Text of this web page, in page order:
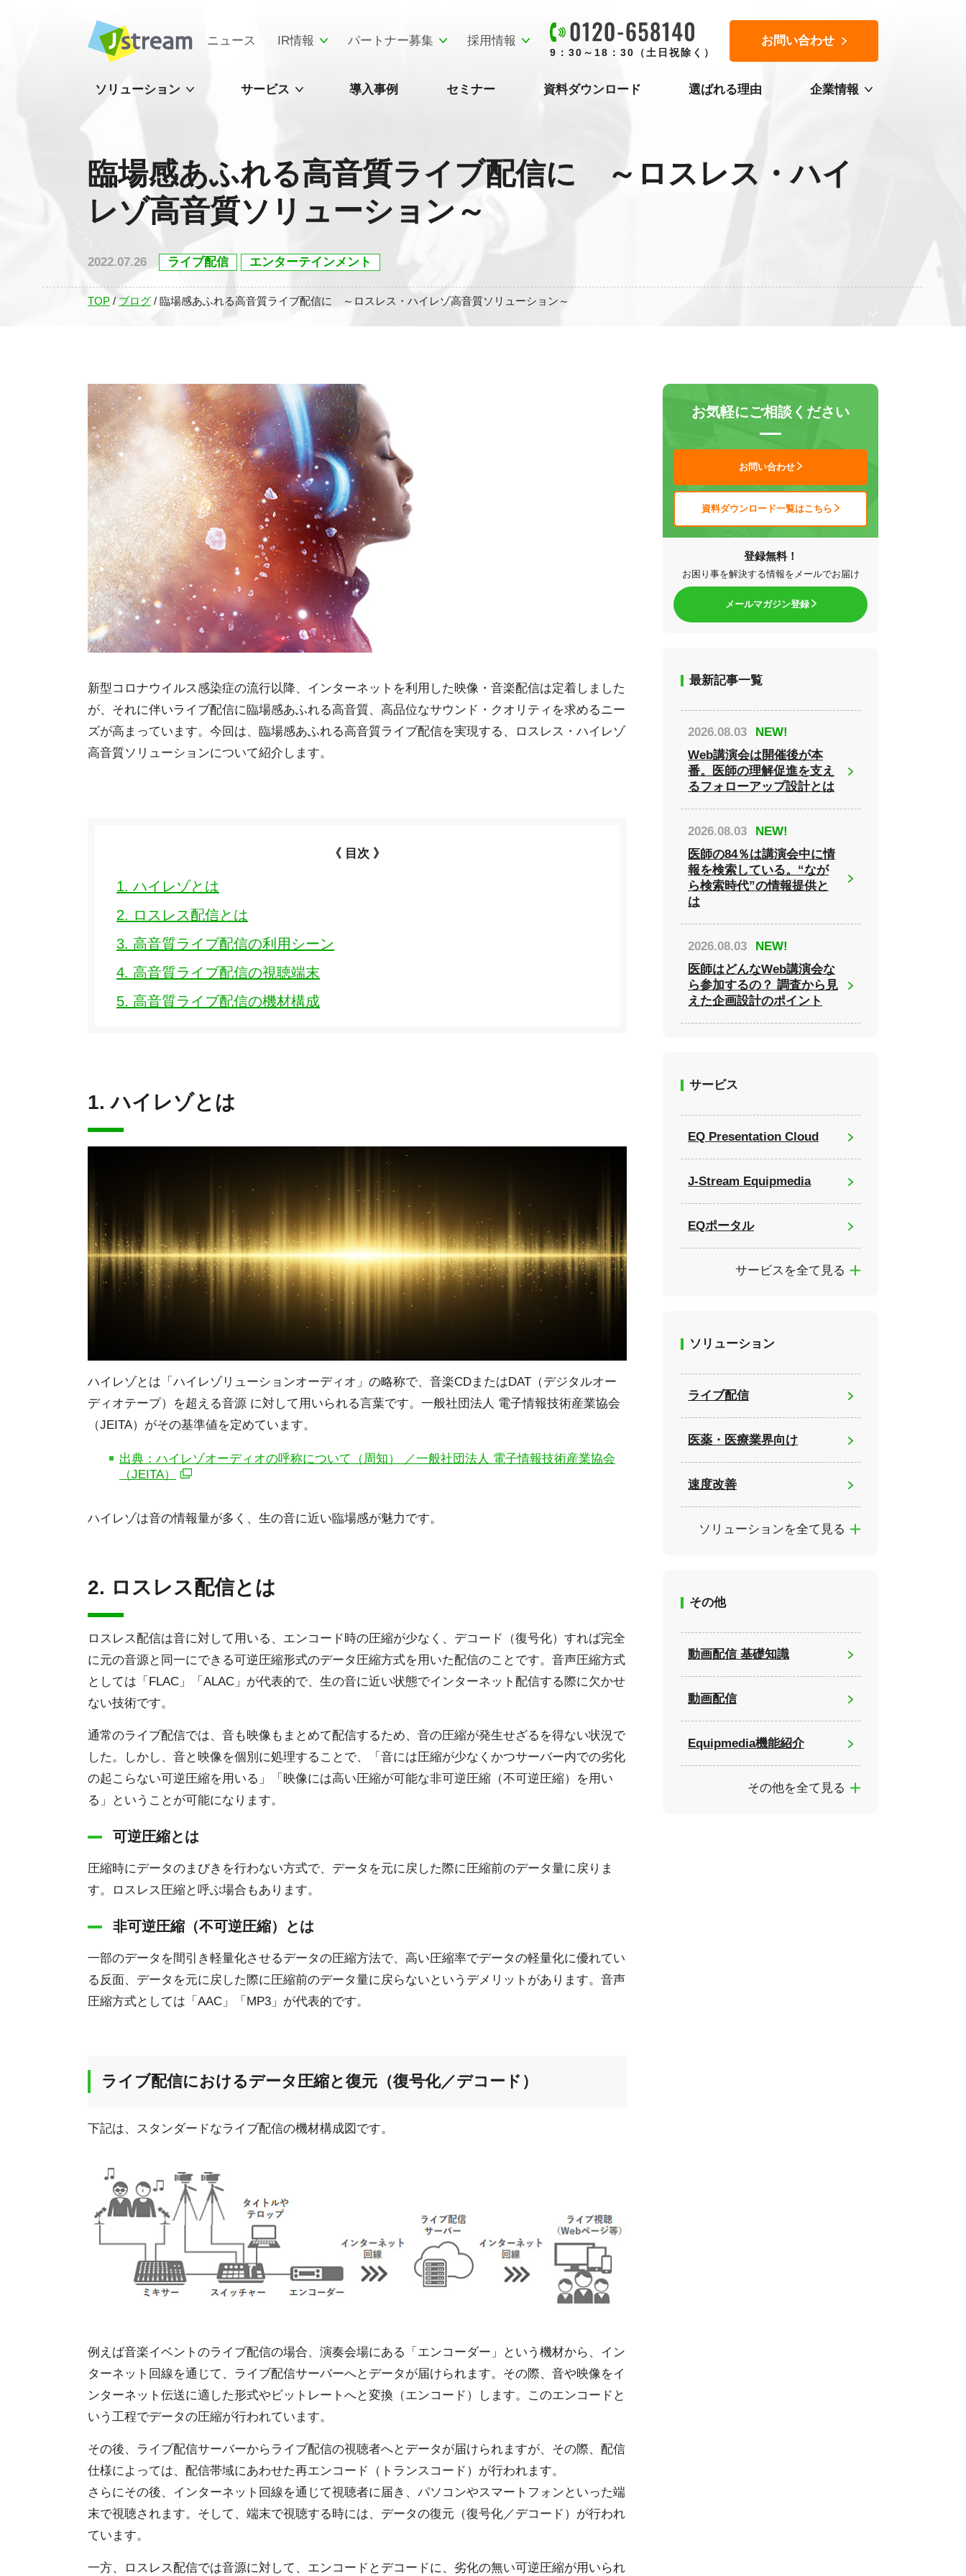
ニュース IR情報 パートナー募集 採用情報
9：30～18：30（土日祝除く）
お問い合わせ
ソリューション サービス 導入事例 セミナー 資料ダウンロード 選ばれる理由 企業情報
臨場感あふれる高音質ライブ配信に ～ロスレス・ハイ
レゾ高音質ソリューション～
2022.07.26 ライブ配信 エンターテインメント
TOP / ブログ / 臨場感あふれる高音質ライブ配信に ～ロスレス・ハイレゾ高音質ソリューション～
新型コロナウイルス感染症の流行以降、インターネットを利用した映像・音楽配信は定着しました
が、それに伴いライブ配信に臨場感あふれる高音質、高品位なサウンド・クオリティを求めるニー
ズが高まっています。今回は、臨場感あふれる高音質ライブ配信を実現する、ロスレス・ハイレゾ
高音質ソリューションについて紹介します。
《 目次 》
1. ハイレゾとは
2. ロスレス配信とは
3. 高音質ライブ配信の利用シーン
4. 高音質ライブ配信の視聴端末
5. 高音質ライブ配信の機材構成
1. ハイレゾとは
ハイレゾとは「ハイレゾリューションオーディオ」の略称で、音楽CDまたはDAT（デジタルオー
ディオテープ）を超える音源 に対して用いられる言葉です。一般社団法人 電子情報技術産業協会
（JEITA）がその基準値を定めています。
出典：ハイレゾオーディオの呼称について（周知） ／一般社団法人 電子情報技術産業協会
（JEITA）
ハイレゾは音の情報量が多く、生の音に近い臨場感が魅力です。
2. ロスレス配信とは
ロスレス配信は音に対して用いる、エンコード時の圧縮が少なく、デコード（復号化）すれば完全
に元の音源と同一にできる可逆圧縮形式のデータ圧縮方式を用いた配信のことです。音声圧縮方式
としては「FLAC」「ALAC」が代表的で、生の音に近い状態でインターネット配信する際に欠かせ
ない技術です。
通常のライブ配信では、音も映像もまとめて配信するため、音の圧縮が発生せざるを得ない状況で
した。しかし、⾳と映像を個別に処理することで、「音には圧縮が少なくかつサーバー内での劣化
の起こらない可逆圧縮を用いる」「映像には高い圧縮が可能な非可逆圧縮（不可逆圧縮）を用い
る」ということが可能になります。
可逆圧縮とは
圧縮時にデータのまびきを行わない方式で、データを元に戻した際に圧縮前のデータ量に戻りま
す。ロスレス圧縮と呼ぶ場合もあります。
非可逆圧縮（不可逆圧縮）とは
一部のデータを間引き軽量化させるデータの圧縮方法で、高い圧縮率でデータの軽量化に優れてい
る反面、データを元に戻した際に圧縮前のデータ量に戻らないというデメリットがあります。音声
圧縮方式としては「AAC」「MP3」が代表的です。
ライブ配信におけるデータ圧縮と復元（復号化／デコード）
下記は、スタンダードなライブ配信の機材構成図です。
例えば音楽イベントのライブ配信の場合、演奏会場にある「エンコーダー」という機材から、イン
ターネット回線を通じて、ライブ配信サーバーへとデータが届けられます。その際、音や映像をイ
ンターネット伝送に適した形式やビットレートへと変換（エンコード）します。このエンコードと
いう工程でデータの圧縮が行われています。
その後、ライブ配信サーバーからライブ配信の視聴者へとデータが届けられますが、その際、配信
仕様によっては、配信帯域にあわせた再エンコード（トランスコード）が行われます。
さらにその後、インターネット回線を通じて視聴者に届き、パソコンやスマートフォンといった端
末で視聴されます。そして、端末で視聴する時には、データの復元（復号化／デコード）が行われ
ています。
一方、ロスレス配信では音源に対して、エンコードとデコードに、劣化の無い可逆圧縮が用いられ
お気軽にご相談ください
お問い合わせ
資料ダウンロード一覧はこちら
登録無料！
お困り事を解決する情報をメールでお届け
メールマガジン登録
最新記事一覧
2026.08.03
NEW!
Web講演会は開催後が本
番。医師の理解促進を支え
るフォローアップ設計とは
2026.08.03
NEW!
医師の84％は講演会中に情
報を検索している。“なが
ら検索時代”の情報提供と
は
2026.08.03
NEW!
医師はどんなWeb講演会な
ら参加するの？ 調査から見
えた企画設計のポイント
サービス
EQ Presentation Cloud
J-Stream Equipmedia
EQポータル
サービスを全て見る
ソリューション
ライブ配信
医薬・医療業界向け
速度改善
ソリューションを全て見る
その他
動画配信 基礎知識
動画配信
Equipmedia機能紹介
その他を全て見る